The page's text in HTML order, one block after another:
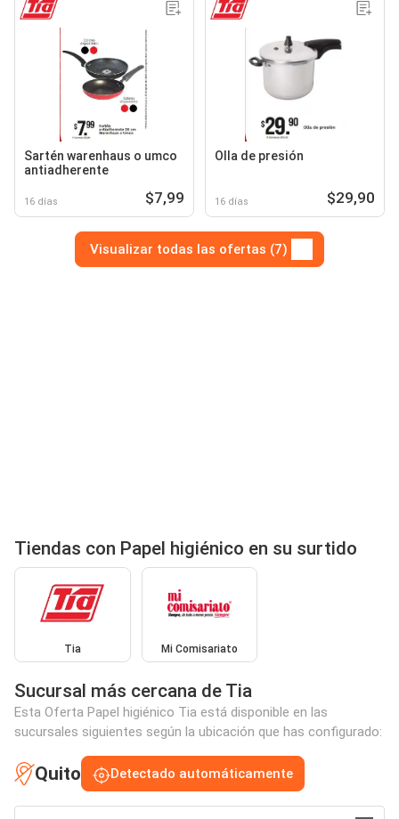
Sartén warenhaus o umco
antiadherente
16 días $7,99
Olla de presión
16 días $29,90
Visualizar todas las ofertas (7)
Tiendas con Papel higiénico en su surtido
Tia Mi Comisariato
Sucursal más cercana de Tia
Esta Oferta Papel higiénico Tia está disponible en las
sucursales siguientes según la ubicación que has configurado:
Quito Detectado automáticamente